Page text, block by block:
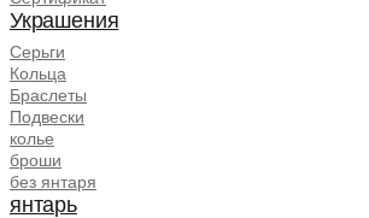
Украшения
Серьги
Кольца
Браслеты
Подвески
колье
броши
без янтаря
янтарь